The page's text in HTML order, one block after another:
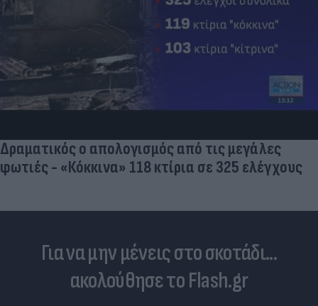
Δραματικός ο απολογισμός από τις μεγάλες
φωτιές - «Κόκκινα» 118 κτίρια σε 325 ελέγχους
Για να μην μένεις στο σκοτάδι...
ακολούθησε το Flash.gr